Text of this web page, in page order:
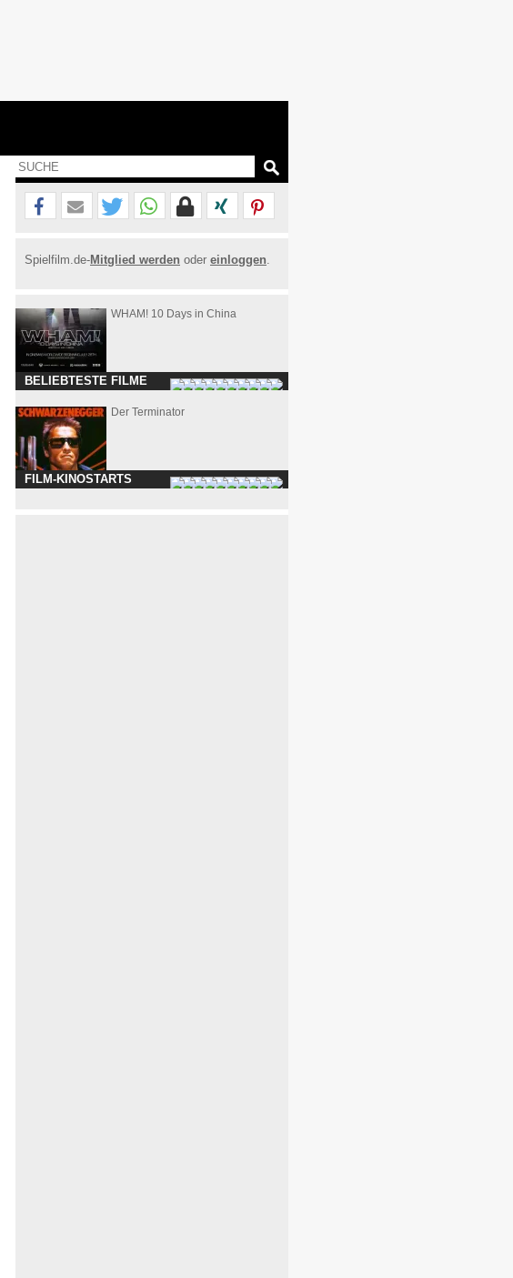
Spielfilm.de-Mitglied werden oder einloggen.
WHAM! 10 Days in China
BELIEBTESTE FILME
Der Terminator
FILM-KINOSTARTS